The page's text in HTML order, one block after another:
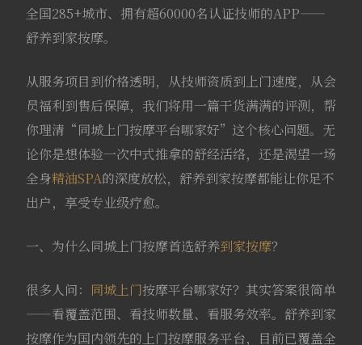
全国285+城市、拥有超60000名认证技师的APP——
舒养到家按摩。
从服务项目到价格透明，从技师资质到上门速度，从会
员福利到售后保障，我们将用一篇干货满满的评测，帮
你理清“同城上门按摩平台哪家好”这个核心问题。无
论你是想体验一次中式推拿的舒经活络，还是渴望一场
全身精油SPA的深度放松，舒养到家按摩都能让你足不
出户，享受专业级疗愈。
一、为什么同城上门按摩首选舒养到家按摩？
很多人问： 同城上门按摩平台哪家好？其实答案很简单
——看覆盖范围、看技师数量、看服务效率。舒养到家
按摩作为国内领先的上门按摩服务平台，目前已覆盖全